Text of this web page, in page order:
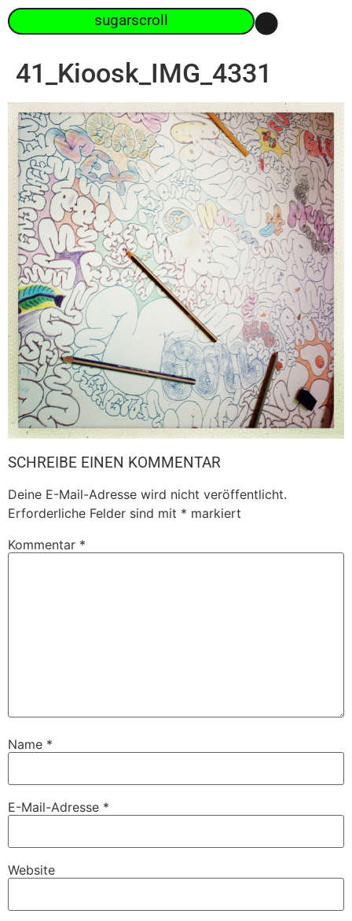
sugarscroll
41_Kioosk_IMG_4331
SCHREIBE EINEN KOMMENTAR
Deine E-Mail-Adresse wird nicht veröffentlicht.
Erforderliche Felder sind mit * markiert
Kommentar *
Name *
E-Mail-Adresse *
Website